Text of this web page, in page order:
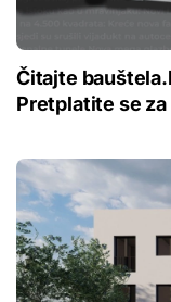
Čitajte
Pretplatite se